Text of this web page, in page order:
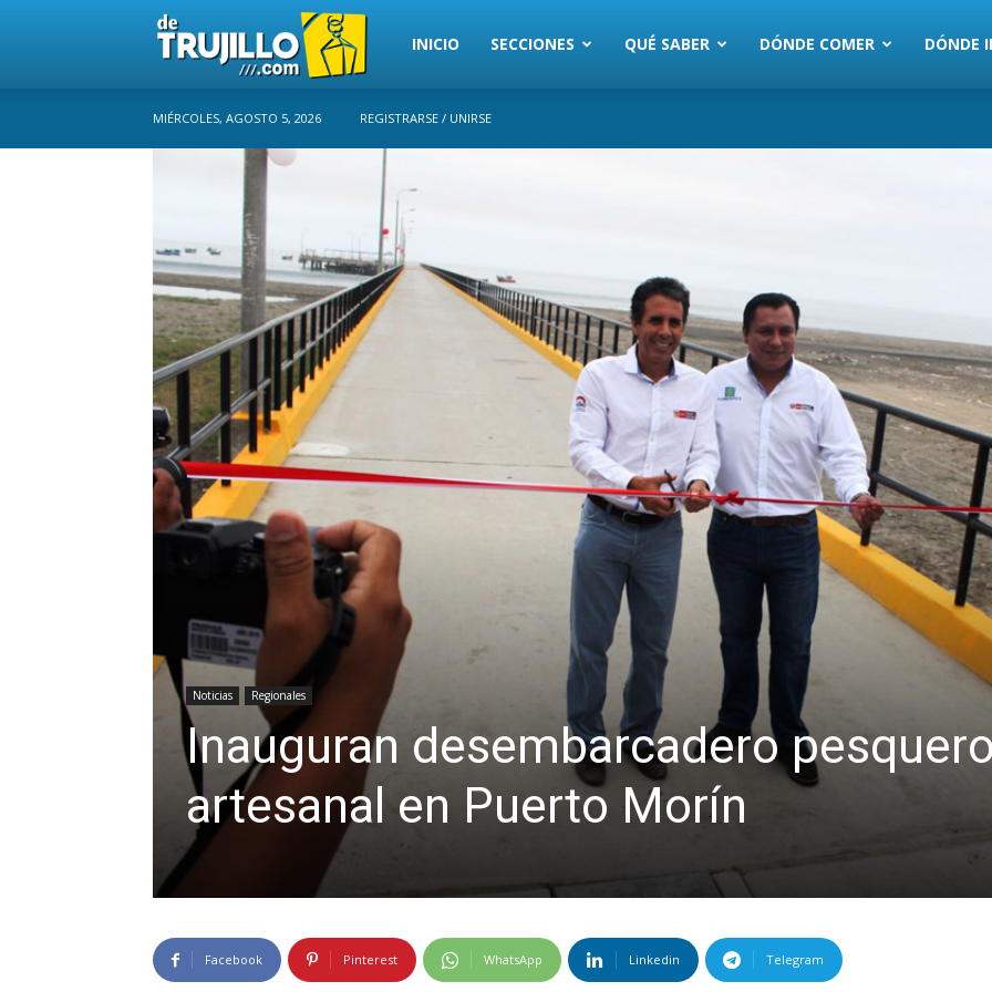
Trujillo
INICIO SECCIONES QUÉ SABER DÓNDE COMER DÓNDE
MIÉRCOLES, AGOSTO 5, 2026 REGISTRARSE / UNIRSE
Noticias Regionales
Inauguran desembarcadero
artesanal en Puerto Morín
Facebook Pinterest WhatsApp Linkedin Telegram